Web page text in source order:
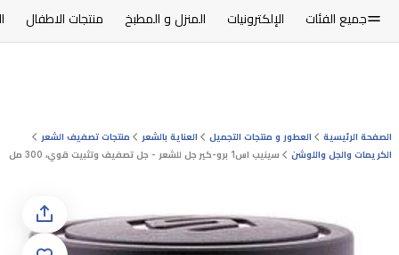
جميع الفئات الإلكترونيات المنزل و المطبخ منتجات الاطفال
الصفحة الرئيسية العطور و منتجات التجميل العناية بالشعر
منتجات تصفيف الشعر
الكريمات والجل واللوشن
سينيب اس1 برو-كير جل للشعر - جل تصفيف وتثبيت قوي، 300 مل